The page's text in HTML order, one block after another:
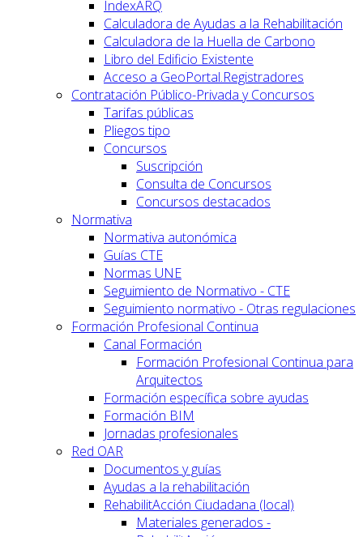
IndexARQ
Calculadora de Ayudas a la Rehabilitación
Calculadora de la Huella de Carbono
Libro del Edificio Existente
Acceso a GeoPortal.Registradores
Contratación Público-Privada y Concursos
Tarifas públicas
Pliegos tipo
Concursos
Suscripción
Consulta de Concursos
Concursos destacados
Normativa
Normativa autonómica
Guías CTE
Normas UNE
Seguimiento de Normativo - CTE
Seguimiento normativo - Otras regulaciones
Formación Profesional Continua
Canal Formación
Formación Profesional Continua para
Arquitectos
Formación específica sobre ayudas
Formación BIM
Jornadas profesionales
Red OAR
Documentos y guías
Ayudas a la rehabilitación
RehabilitAcción Ciudadana (local)
Materiales generados -